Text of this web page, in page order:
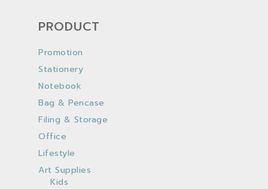
PRODUCT
Promotion
Stationery
Notebook
Bag & Pencase
Filing & Storage
Office
Lifestyle
Art Supplies
Kids